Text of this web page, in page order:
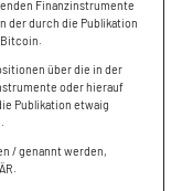
Finanzinstrumente
der durch die Publikation
über die in der
oder hierauf
Publikation etwaig
/ genannt werden,